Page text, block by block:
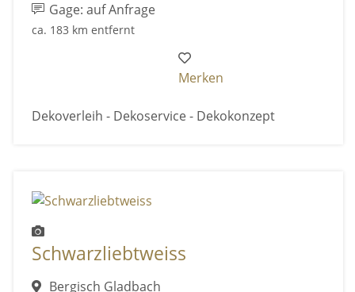
Gage: auf Anfrage
ca. 183 km entfernt
Merken
Dekoverleih - Dekoservice - Dekokonzept
Schwarzliebtweiss
Bergisch Gladbach